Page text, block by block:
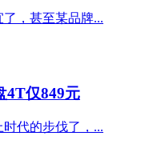
，甚至某品牌...
4T仅849元
代的步伐了，...